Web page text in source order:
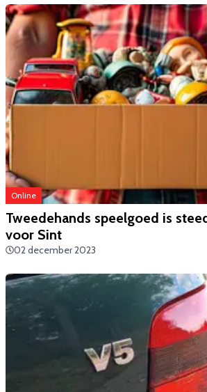
Online
Tweedehands speelgoed is
voor Sint
02 december 2023